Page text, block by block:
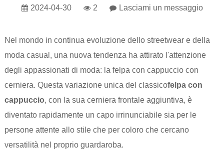
2024-04-30 2 Lasciami un messaggio
Nel mondo in continua evoluzione dello streetwear e della
moda casual, una nuova tendenza ha attirato l'attenzione
degli appassionati di moda: la felpa con cappuccio con
cerniera. Questa variazione unica del classicofelpa con
cappuccio, con la sua cerniera frontale aggiuntiva, è
diventato rapidamente un capo irrinunciabile sia per le
persone attente allo stile che per coloro che cercano
versatilità nel proprio guardaroba.